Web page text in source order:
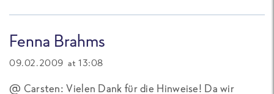
Fenna Brahms
09.02.2009 at 13:08
@ Carsten: Vielen Dank für die Hinweise! Da wir